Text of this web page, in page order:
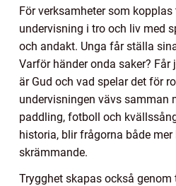
För verksamheter som
undervisning i tro och liv med
och andakt. Unga får ställa
Varför händer onda saker? Får
är Gud och vad spelar det för
undervisningen vävs samman
paddling, fotboll och
historia, blir frågorna både
skrämmande.
Trygghet skapas också